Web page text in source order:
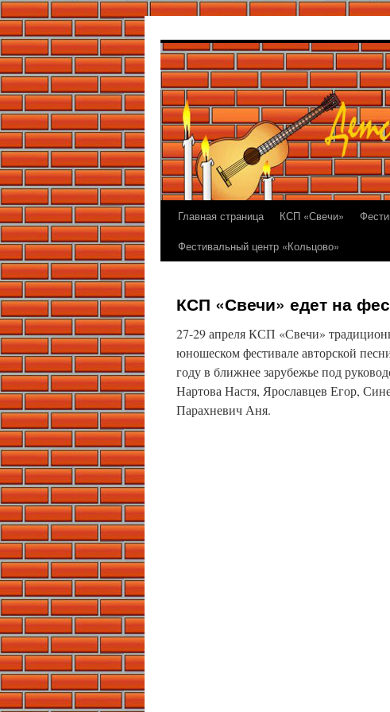
содержимому
Главная страница КСП «Свечи»
Фестивальный центр «Кольцово»
КСП «Свечи» едет на
27-29 апреля КСП «Свечи»
юношеском фестивале авторской
году в ближнее зарубежье под
Нартова Настя, Ярославцев Егор,
Парахневич Аня.